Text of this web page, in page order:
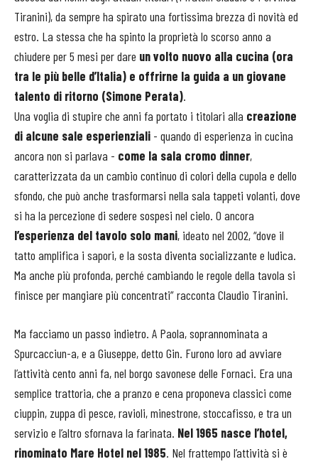
Tiranini), da sempre ha spirato una fortissima brezza di novità ed
estro. La stessa che ha spinto la proprietà lo scorso anno a
chiudere per 5 mesi per dare un volto nuovo alla cucina (ora
tra le più belle d’Italia) e offrirne la guida a un giovane
talento di ritorno (Simone Perata).
Una voglia di stupire che anni fa portato i titolari alla creazione
di alcune sale esperienziali - quando di esperienza in cucina
ancora non si parlava - come la sala cromo dinner,
caratterizzata da un cambio continuo di colori della cupola e dello
sfondo, che può anche trasformarsi nella sala tappeti volanti, dove
si ha la percezione di sedere sospesi nel cielo. O ancora
l’esperienza del tavolo solo mani, ideato nel 2002, “dove il
tatto amplifica i sapori, e la sosta diventa socializzante e ludica.
Ma anche più profonda, perché cambiando le regole della tavola si
finisce per mangiare più concentrati” racconta Claudio Tiranini.
Ma facciamo un passo indietro. A Paola, soprannominata a
Spurcacciun-a, e a Giuseppe, detto Gin. Furono loro ad avviare
l’attività cento anni fa, nel borgo savonese delle Fornaci. Era una
semplice trattoria, che a pranzo e cena proponeva classici come
ciuppin, zuppa di pesce, ravioli, minestrone, stoccafisso, e tra un
servizio e l’altro sfornava la farinata. Nel 1965 nasce l’hotel,
rinominato Mare Hotel nel 1985. Nel frattempo l’attività si è